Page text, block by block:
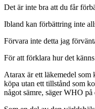
Det är inte bra att du får
Ibland kan förbättring inte
Förvara inte detta jag
För att förklara hur det
Atarax är ett läkemedel
köpa utan ett tillstånd som
något sämre, säger WHO på